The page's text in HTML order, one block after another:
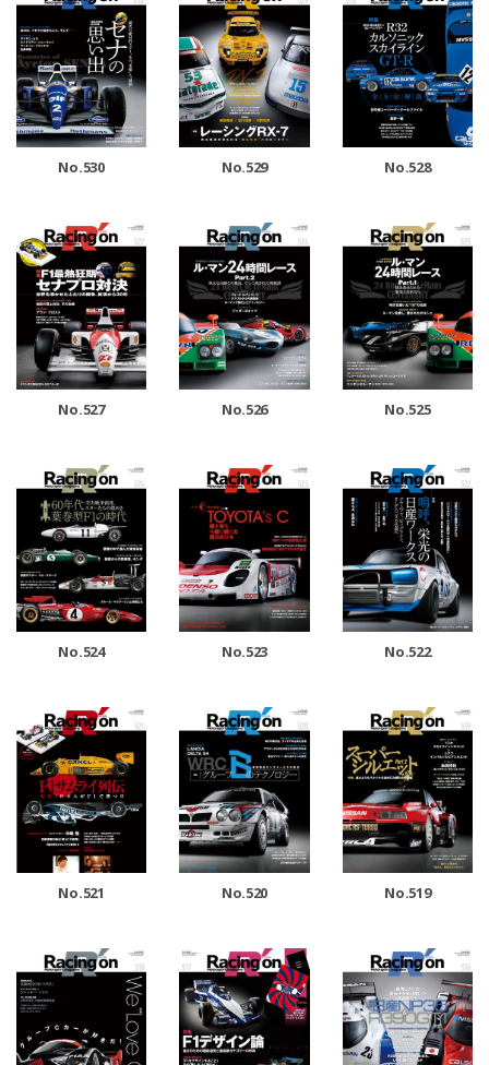
No.530 No.529 No.528
No.527 No.526 No.525
No.524 No.523 No.522
No.521 No.520 No.519